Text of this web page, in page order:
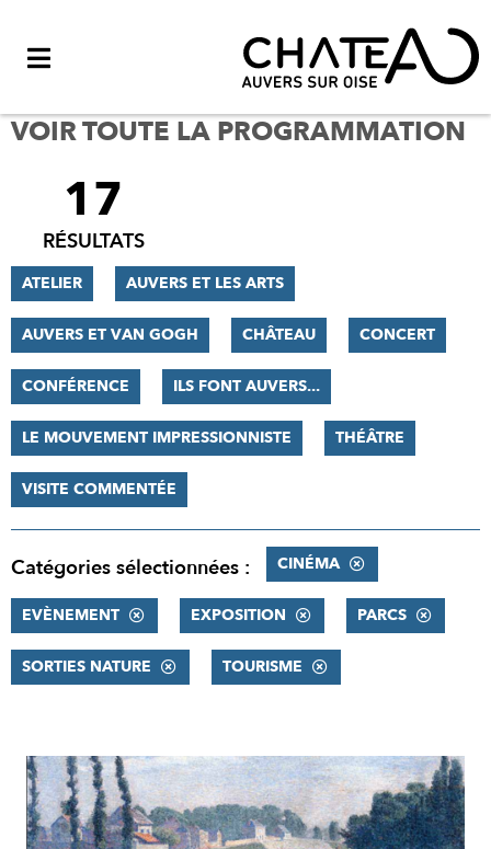
VOIR TOUTE LA PROGRAMMATION
FILTRER
RÉSULTATS
17
RÉSULTATS
ATELIER AUVERS ET LES ARTS
AUVERS ET VAN GOGH CHÂTEAU CONCERT
CONFÉRENCE ILS FONT AUVERS...
LE MOUVEMENT IMPRESSIONNISTE THÉÂTRE
VISITE COMMENTÉE
Catégories sélectionnées : CINÉMA
EVÈNEMENT EXPOSITION PARCS
SORTIES NATURE TOURISME
RÉSULTATS